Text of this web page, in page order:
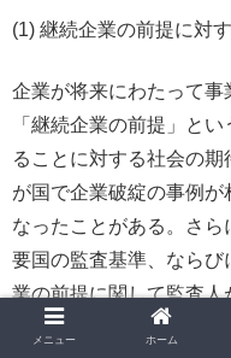
(1) 継続企業の前提に対
企業が将来にわたって
「継続企業の前提」と
ることに対する社会の
が国で企業破綻の事例が
なったことがある。さ
要国の監査基準、なら
業の前提に関して監査
ることからも、改訂基
メニュー ホーム